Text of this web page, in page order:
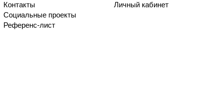
Контакты
Социальные проекты
Референс-лист
Личный кабинет